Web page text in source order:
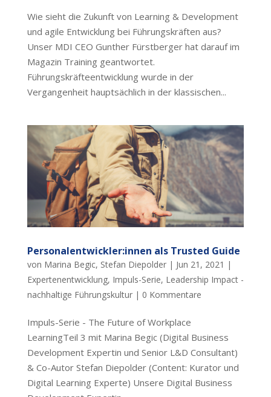
Wie sieht die Zukunft von Learning & Development
und agile Entwicklung bei Führungskräften aus?
Unser MDI CEO Gunther Fürstberger hat darauf im
Magazin Training geantwortet.
Führungskräfteentwicklung wurde in der
Vergangenheit hauptsächlich in der klassischen...
Personalentwickler:innen als Trusted Guide
von Marina Begic, Stefan Diepolder| Jun 21, 2021 |
Expertenentwicklung, Impuls-Serie, Leadership Impact -
nachhaltige Führungskultur| 0 Kommentare
Impuls-Serie - The Future of Workplace
LearningTeil 3 mit Marina Begic (Digital Business
Development Expertin und Senior L&D Consultant)
& Co-Autor Stefan Diepolder (Content: Kurator und
Digital Learning Experte) Unsere Digital Business